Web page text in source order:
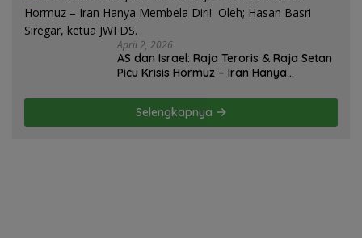
April 2, 2026
AS dan Israel: Raja Teroris & Raja Setan
Picu Krisis Hormuz – Iran Hanya
ketua JWI DS.
Selengkapnya